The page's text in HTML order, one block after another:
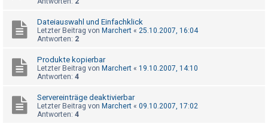
r
i
e
n
Dateiauswahl und Einfachklick
Letzter Beitrag von Marchert « 25.10.2007, 16:04
Antworten: 2
Produkte kopierbar
Letzter Beitrag von Marchert « 19.10.2007, 14:10
Antworten: 4
Servereinträge deaktivierbar
Letzter Beitrag von Marchert « 09.10.2007, 17:02
Antworten: 4